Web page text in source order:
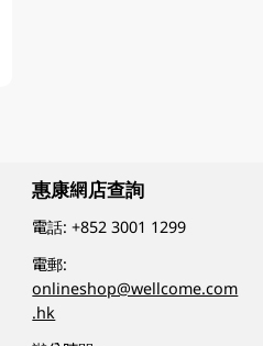
惠康網店查詢
電話:+852 3001 1299
電郵:
onlineshop@wellcome.com
.hk